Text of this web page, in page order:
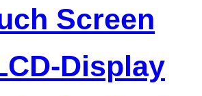
Screen
Display